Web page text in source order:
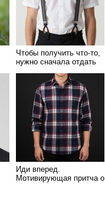
Чтобы получить что-то,
нужно сначала отдать
Иди вперед.
Мотивирующая притча о